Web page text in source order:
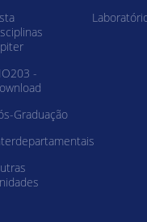
-
Graduação